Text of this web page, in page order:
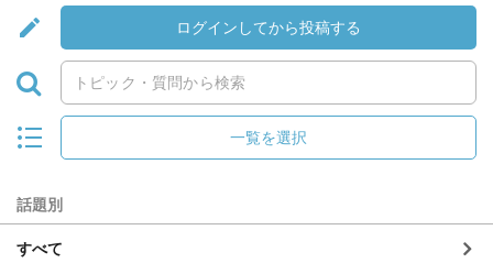
ログインしてから投稿する
一覧を選択
話題別
すべて